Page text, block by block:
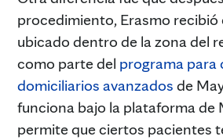
procedimiento, Erasmo recibió
ubicado dentro de la zona del
como parte del programa para
domiciliarios avanzados de
funciona bajo la plataforma de
permite que ciertos pacientes